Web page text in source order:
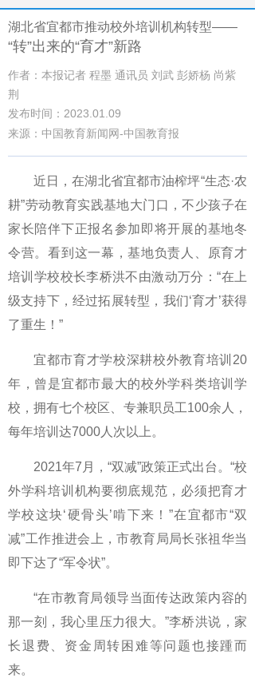
湖北省宜都市推动校外培训机构转型——
“转”出来的“育才”新路
作者：本报记者 程墨 通讯员 刘武 彭娇杨 尚紫
荆
发布时间：2023.01.09
来源：中国教育新闻网-中国教育报
近日，在湖北省宜都市油榨坪“生态·农
耕”劳动教育实践基地大门口，不少孩子在
家长陪伴下正报名参加即将开展的基地冬
令营。看到这一幕，基地负责人、原育才
培训学校校长李桥洪不由激动万分：“在上
级支持下，经过拓展转型，我们‘育才’获得
了重生！”
宜都市育才学校深耕校外教育培训20
年，曾是宜都市最大的校外学科类培训学
校，拥有七个校区、专兼职员工100余人，
每年培训达7000人次以上。
2021年7月，“双减”政策正式出台。“校
外学科培训机构要彻底规范，必须把育才
学校这块‘硬骨头’啃下来！”在宜都市“双
减”工作推进会上，市教育局局长张祖华当
即下达了“军令状”。
“在市教育局领导当面传达政策内容的
那一刻，我心里压力很大。”李桥洪说，家
长退费、资金周转困难等问题也接踵而
来。